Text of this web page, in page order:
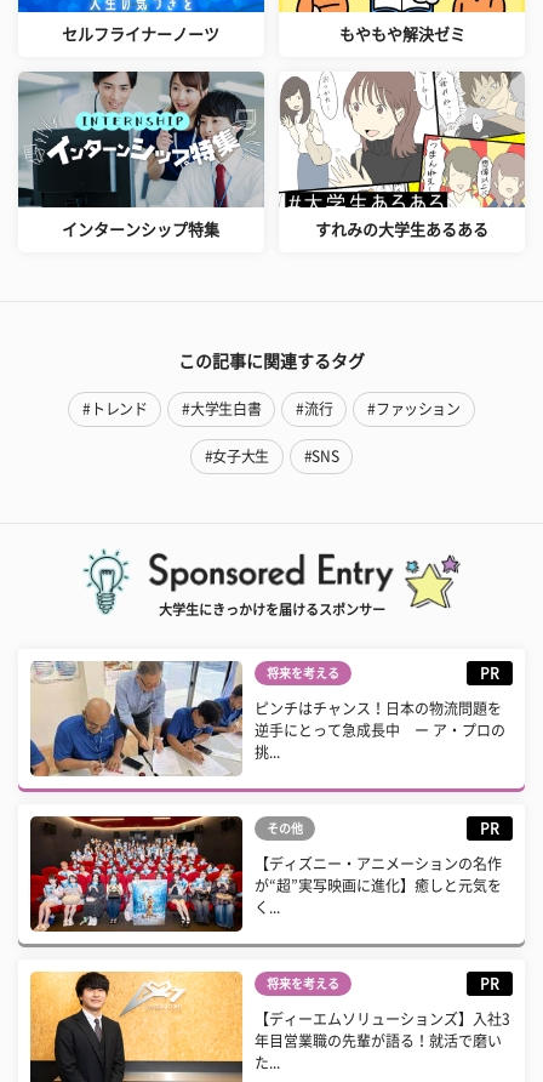
セルフライナーノーツ もやもや解決ゼミ
インターンシップ特集 すれみの大学生あるある
この記事に関連するタグ
#トレンド #大学生白書 #流行 #ファッション
#女子大生 #SNS
大学生にきっかけを届けるスポンサー
将来を考える PR
ピンチはチャンス！日本の物流問題を
逆手にとって急成長中 ー ア・プロの
挑...
その他 PR
【ディズニー・アニメーションの名作
が“超”実写映画に進化】癒しと元気を
く...
将来を考える PR
【ディーエムソリューションズ】入社3
年目営業職の先輩が語る！就活で磨い
た...